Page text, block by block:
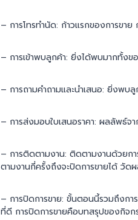
– การโทรทำนัด: ก้าวแรกของการขา
– การเข้าพบลูกค้า: ยิ่งได้พบมากทั้งข
– การถามคำถามและนำเสนอ: ยิ่งพบ
– การส่งมอบใบเสนอราคา: ผลลัพธ์จ
– การติดตามงาน: ติดตามงานด้วยกา
ตามงานกี่ครั้งถึงจะปิดการขายได้ วัด
– การปิดการขาย: ขั้นตอนนี้รวมถึงกา
ที่ดี การปิดการขายคือบทสรุปของกิจก